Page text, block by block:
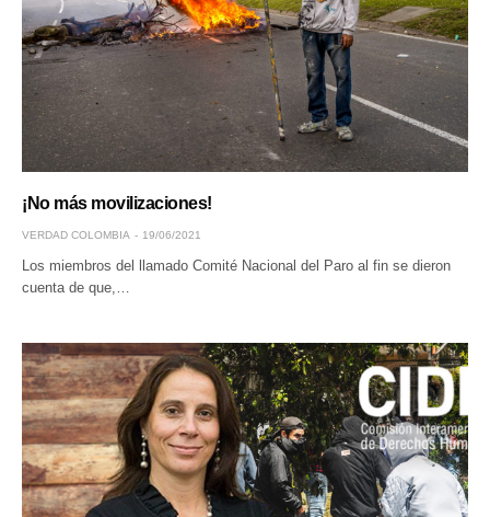
¡No más movilizaciones!
VERDAD COLOMBIA 19/06/2021
Los miembros del llamado Comité Nacional del Paro al fin se dieron
cuenta de que,…